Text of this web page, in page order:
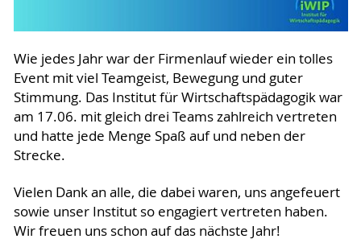
Wie jedes Jahr war der Firmenlauf wieder ein tolles
Event mit viel Teamgeist, Bewegung und guter
Stimmung. Das Institut für Wirtschaftspädagogik war
am 17.06. mit gleich drei Teams zahlreich vertreten
und hatte jede Menge Spaß auf und neben der
Strecke.
Vielen Dank an alle, die dabei waren, uns angefeuert
sowie unser Institut so engagiert vertreten haben.
Wir freuen uns schon auf das nächste Jahr!